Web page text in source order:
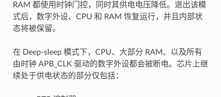
RAM 都使用时钟门控，同时其供电电压降低。退出该模
式后，数字外设、CPU 和 RAM 恢复运行，并且内部状
态将被保留。
在 Deep-sleep 模式下，CPU、大部分 RAM、以及所有
由时钟 APB_CLK 驱动的数字外设都会被断电。芯片上继
续处于供电状态的部分仅包括：